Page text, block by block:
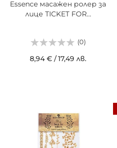
Essence масажен ролер за
лице TICKET FOR...
(0)
8,94 € /17,49 лв.